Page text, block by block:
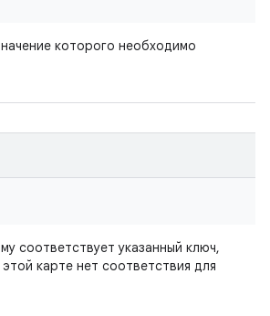
которого необходимо
соответствует указанный ключ,
карте нет соответствия для